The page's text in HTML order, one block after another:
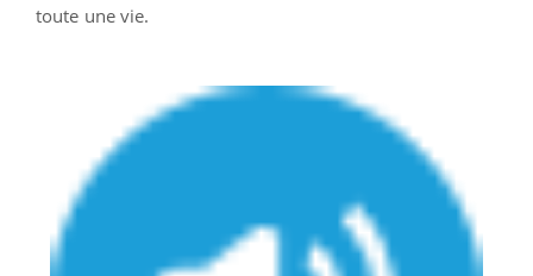
toute une vie.